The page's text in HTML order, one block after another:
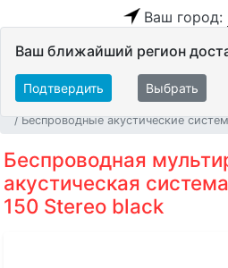
Ваш город:
Ваш ближайший регион
Подтвердить Выбрать
Беспроводные акустические
Беспроводная
акустическая
150 Stereo black